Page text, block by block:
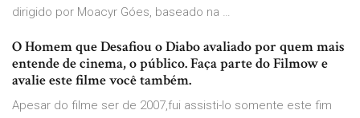
dirigido por Moacyr Góes, baseado na …
O Homem que Desafiou o Diabo avaliado por quem mais
entende de cinema, o público. Faça parte do Filmow e
avalie este filme você também.
Apesar do filme ser de 2007,fui assisti-lo somente este fim